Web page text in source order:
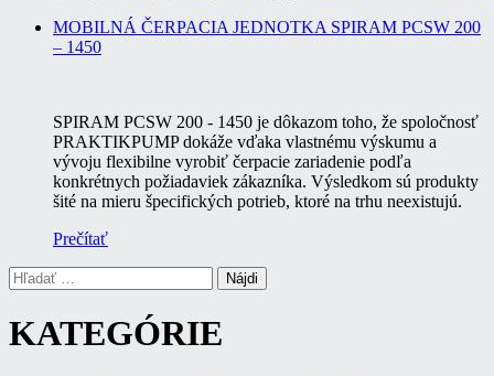
MOBILNÁ ČERPACIA JEDNOTKA SPIRAM PCSW 200
– 1450
SPIRAM PCSW 200 - 1450 je dôkazom toho, že spoločnosť
PRAKTIKPUMP dokáže vďaka vlastnému výskumu a
vývoju flexibilne vyrobiť čerpacie zariadenie podľa
konkrétnych požiadaviek zákazníka. Výsledkom sú produkty
šité na mieru špecifických potrieb, ktoré na trhu neexistujú.
Prečítať
Hľadať:
KATEGÓRIE